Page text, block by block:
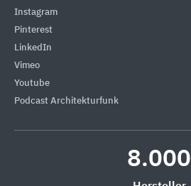
Instagram
Pinterest
LinkedIn
Vimeo
Youtube
Podcast Architekturfunk
8.000